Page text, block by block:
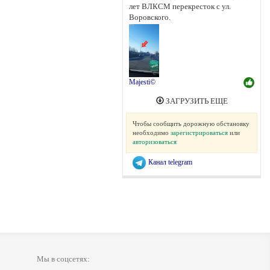
лет ВЛКСМ перекресток с ул.
Воровского.
Majesti©
ЗАГРУЗИТЬ ЕЩЕ
Чтобы сообщить дорожную обстановку
необходимо зарегистрироваться или
авторизоваться
Канал telegram
Мы в соцсетях: